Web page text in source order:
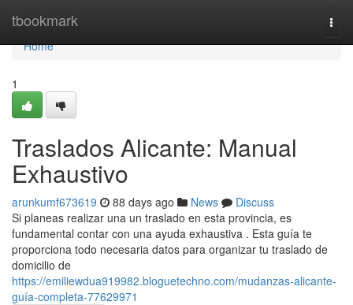
tbookmark
Home
Home
1
Traslados Alicante: Manual
Exhaustivo
arunkumf673619 88 days ago News
Discuss
Si planeas realizar una un traslado en esta provincia, es
fundamental contar con una ayuda exhaustiva . Esta guía te
proporciona todo necesaria datos para organizar tu traslado de
domicilio de
https://emiliewdua919982.bloguetechno.com/mudanzas-alicante-
guía-completa-77629971